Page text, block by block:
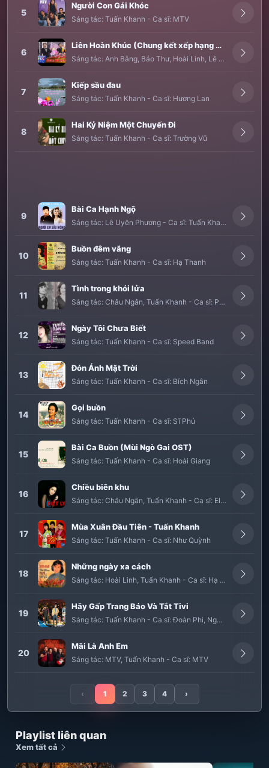
5
Người Con Gái Khóc
Sáng tác: Tuấn Khanh - Ca sĩ: MTV
6
Liên Hoàn Khúc (Chung kết xếp hạng Solo cùng Bolero 2017)
Sáng tác: Anh Bằng, Bảo Thư, Hoài Linh, Lê Đình Tuấn
7
Kiếp sầu đau
Sáng tác: Tuấn Khanh - Ca sĩ: Hương Lan
8
Hai Kỷ Niệm Một Chuyến Đi
Sáng tác: Tuấn Khanh - Ca sĩ: Trường Vũ
9
Bài Ca Hạnh Ngộ
Sáng tác: Lê Uyên Phương - Ca sĩ: Tuấn Khanh Ngọc Lan
10
Buồn đêm vắng
Sáng tác: Tuấn Khanh - Ca sĩ: Hạ Thanh
11
Tình trong khói lửa
Sáng tác: Châu Ngân, Tuấn Khanh - Ca sĩ: Phương Hồng Quế
12
Ngày Tôi Chưa Biết
Sáng tác: Tuấn Khanh - Ca sĩ: Speed Band
13
Đón Ánh Mặt Trời
Sáng tác: Tuấn Khanh - Ca sĩ: Bích Ngân
14
Gọi buồn
Sáng tác: Tuấn Khanh - Ca sĩ: Sĩ Phú
15
Bài Ca Buồn (Mùi Ngò Gai OST)
Sáng tác: Tuấn Khanh - Ca sĩ: Hoài Giang
16
Chiều biên khu
Sáng tác: Châu Ngân, Tuấn Khanh - Ca sĩ: Elvis Phương
17
Mùa Xuân Đầu Tiên - Tuấn Khanh
Sáng tác: Tuấn Khanh - Ca sĩ: Như Quỳnh
18
Những ngày xa cách
Sáng tác: Hoài Linh, Tuấn Khanh - Ca sĩ: Hạ Thanh
19
Hãy Gấp Trang Báo Và Tắt Tivi
Sáng tác: Tuấn Khanh - Ca sĩ:Đoàn Phi, Nguyên Khang
20
Mãi Là Anh Em
Sáng tác: MTV, Tuấn Khanh - Ca sĩ: MTV
‹ 1 2 3 4 ›
Playlist liên quan
Xem tất cả